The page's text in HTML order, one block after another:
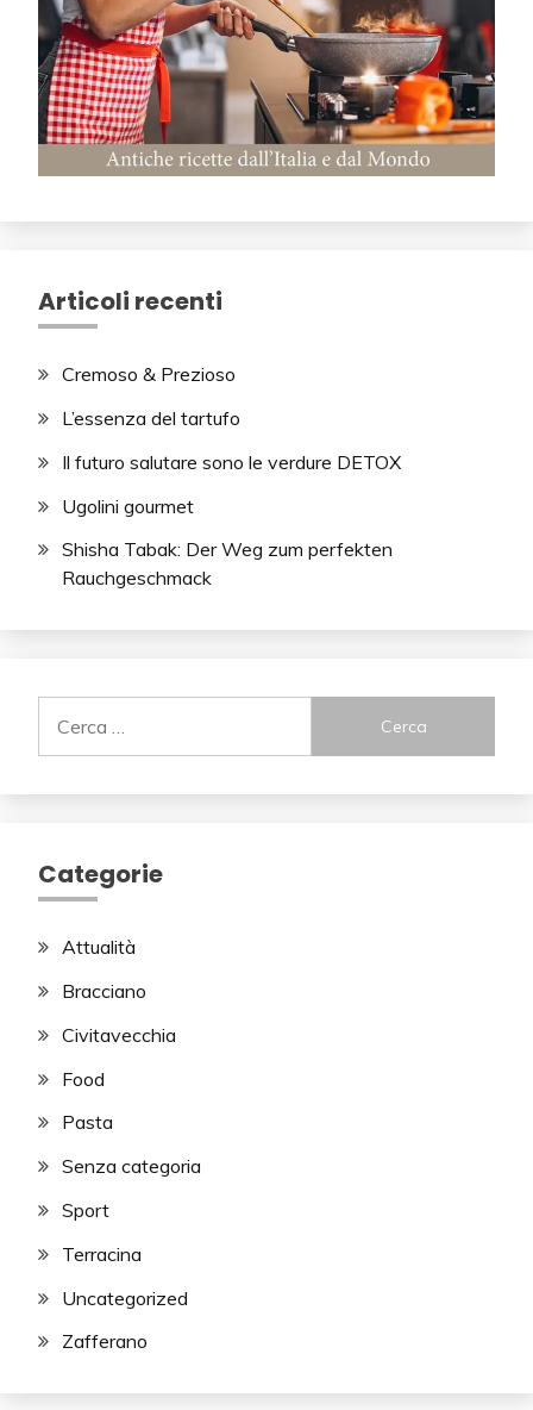
Articoli recenti
Cremoso & Prezioso
L’essenza del tartufo
Il futuro salutare sono le verdure DETOX
Ugolini gourmet
Shisha Tabak: Der Weg zum perfekten
Rauchgeschmack
per:
Categorie
Attualità
Bracciano
Civitavecchia
Food
Pasta
Senza categoria
Sport
Terracina
Uncategorized
Zafferano